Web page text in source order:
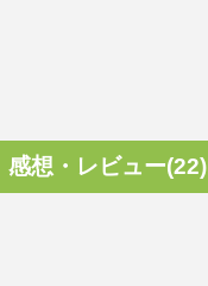
感想・レビュー(22)